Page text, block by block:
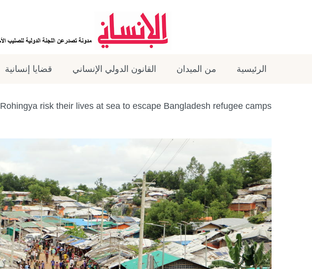
الرئيسية من الميدان القانون الدولي الإنساني قضايا إنسانية
Rohingya risk their lives at sea to escape Bangladesh refugee camps